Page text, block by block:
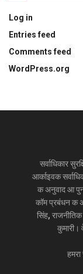
Log in
Entries feed
Comments feed
WordPress.org
सर्वाधिकार
आर्काइवक
क अनुवाद आ
कॉम प्रबंधन क
सिंह,